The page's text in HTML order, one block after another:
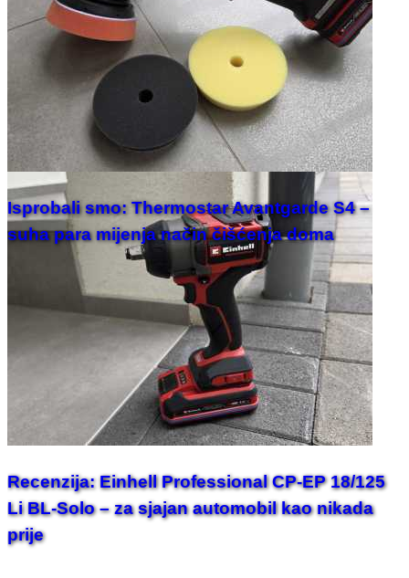
Isprobali smo: Thermostar Avantgarde S4 –
suha para mijenja način čišćenja doma
Recenzija: Einhell Professional CP-EP 18/125
Li BL-Solo – za sjajan automobil kao nikada
prije